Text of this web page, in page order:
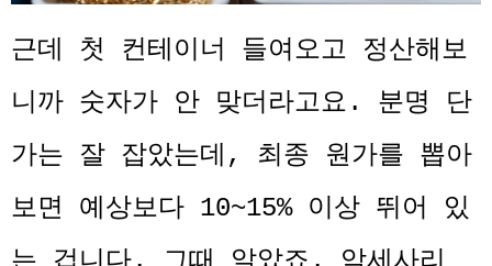
근데 첫 컨테이너 들여오고 정산해보
니까 숫자가 안 맞더라고요. 분명 단
가는 잘 잡았는데, 최종 원가를 뽑아
보면 예상보다 10~15% 이상 뛰어 있